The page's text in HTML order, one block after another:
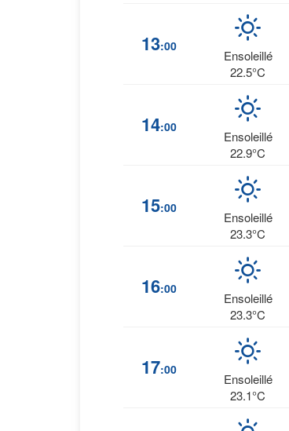
13:00
Ensoleillé
22.5°C
14:00
Ensoleillé
22.9°C
15:00
Ensoleillé
23.3°C
16:00
Ensoleillé
23.3°C
17:00
Ensoleillé
23.1°C